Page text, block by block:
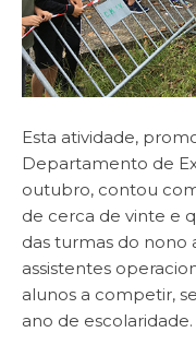
Esta atividade,
Departamento de
outubro, contou
de cerca de vinte e
das turmas do nono
assistentes
alunos a competir,
ano de escolaridade.